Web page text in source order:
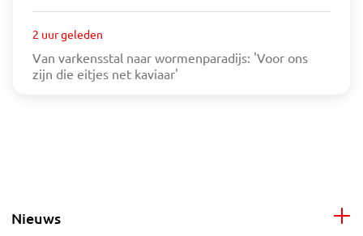
2 uur geleden
Van varkensstal naar wormenparadijs: 'Voor ons
zijn die eitjes net kaviaar'
Nieuws